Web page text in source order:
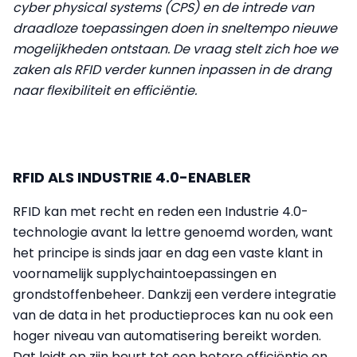
cyber physical systems (CPS) en de intrede van
draadloze toepassingen doen in sneltempo nieuwe
mogelijkheden ontstaan. De vraag stelt zich hoe we
zaken als RFID verder kunnen inpassen in de drang
naar flexibiliteit en efficiëntie.
RFID ALS INDUSTRIE 4.0-ENABLER
RFID kan met recht en reden een Industrie 4.0-
technologie avant la lettre genoemd worden, want
het principe is sinds jaar en dag een vaste klant in
voornamelijk supplychaintoepassingen en
grondstoffenbeheer. Dankzij een verdere integratie
van de data in het productieproces kan nu ook een
hoger niveau van automatisering bereikt worden.